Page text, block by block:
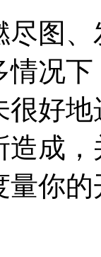
、
况
很好
造成
量你